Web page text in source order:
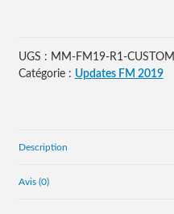
–
France
jouable)
[Personnalisé]
UGS : MM-FM19-R1-CUSTOM
Catégorie : Updates FM 2019
Description
Avis (0)